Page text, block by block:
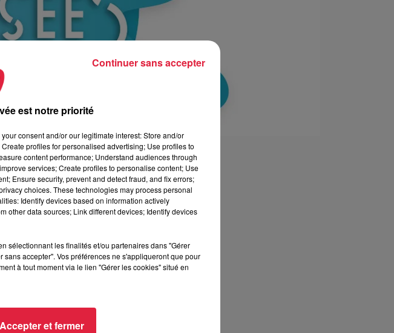
est notre priorité
consent and/or our legitimate interest: Store and/or
profiles for personalised advertising; Use profiles to
content performance; Understand audiences through
services; Create profiles to personalise content; Use
Ensure security, prevent and detect fraud, and fix errors;
choices. These technologies may process personal
Identify devices based on information actively
other data sources; Link different devices; Identify devices
sélectionnant les finalités et/ou partenaires dans "Gérer
accepter". Vos préférences ne s'appliqueront que pour
à tout moment via le lien "Gérer les cookies" situé en
Accepter et fermer
Continuer sans accepter